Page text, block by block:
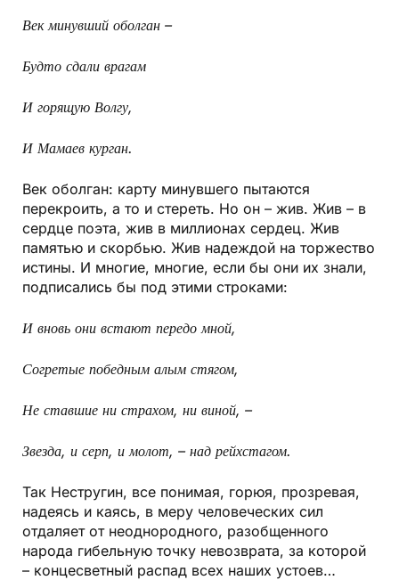
Век минувший оболган –
Будто сдали врагам
И горящую Волгу,
И Мамаев курган.
Век оболган: карту минувшего пытаются
перекроить, а то и стереть. Но он – жив. Жив – в
сердце поэта, жив в миллионах сердец. Жив
памятью и скорбью. Жив надеждой на торжество
истины. И многие, многие, если бы они их знали,
подписались бы под этими строками:
И вновь они встают передо мной,
Согретые победным алым стягом,
Не ставшие ни страхом, ни виной, –
Звезда, и серп, и молот, – над рейхстагом.
Так Нестругин, все понимая, горюя, прозревая,
надеясь и каясь, в меру человеческих сил
отдаляет от неоднородного, разобщенного
народа гибельную точку невозврата, за которой
– концесветный распад всех наших устоев…